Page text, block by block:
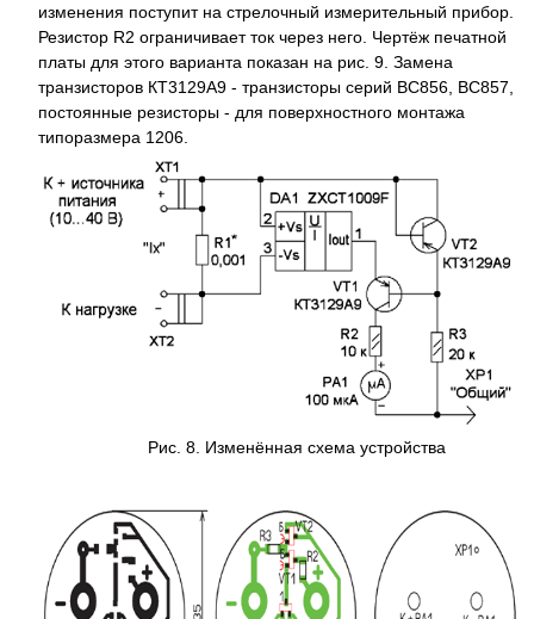
изменения поступит на стрелочный измерительный прибор.
Резистор R2 ограничивает ток через него. Чертёж печатной
платы для этого варианта показан на рис. 9. Замена
транзисторов КТ3129А9 - транзисторы серий BC856, BC857,
постоянные резисторы - для поверхностного монтажа
типоразмера 1206.
Рис. 8. Изменённая схема устройства